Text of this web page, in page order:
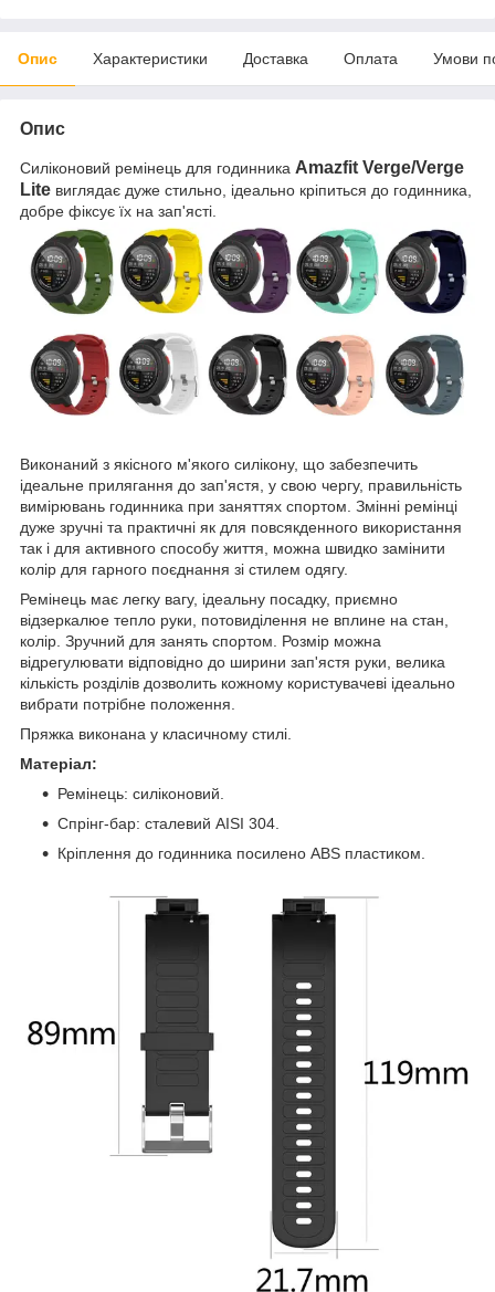
Опис Характеристики Доставка Оплата Умови
Опис
Силіконовий ремінець для годинника Amazfit Verge/Verge
Lite виглядає дуже стильно, ідеально кріпиться до годинника,
добре фіксує їх на зап'ясті.
Виконаний з якісного м'якого силікону, що забезпечить
ідеальне прилягання до зап'ястя, у свою чергу, правильність
вимірювань годинника при заняттях спортом. Змінні ремінці
дуже зручні та практичні як для повсякденного використання
так і для активного способу життя, можна швидко замінити
колір для гарного поєднання зі стилем одягу.
Ремінець має легку вагу, ідеальну посадку, приємно
відзеркалюе тепло руки, потовиділення не вплине на стан,
колір. Зручний для занять спортом. Розмір можна
відрегулювати відповідно до ширини зап'ястя руки, велика
кількість розділів дозволить кожному користувачеві ідеально
вибрати потрібне положення.
Пряжка виконана у класичному стилі.
Матеріал:
Ремінець: силіконовий.
Спрінг-бар: сталевий AISI 304.
Кріплення до годинника посилено ABS пластиком.